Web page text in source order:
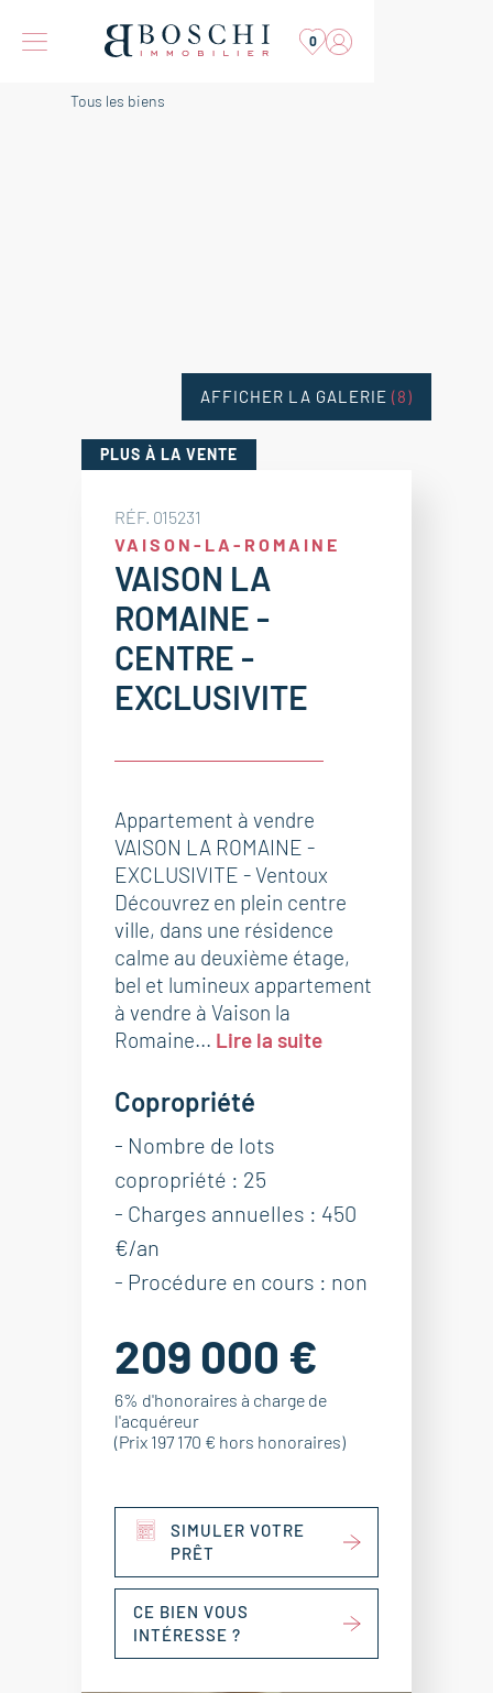
0
Tous les biens
PLUS À LA VENTE
RÉF. 015231
VAISON-LA-ROMAINE
VAISON LA
ROMAINE -
CENTRE -
EXCLUSIVITE
Appartement à vendre
VAISON LA ROMAINE -
EXCLUSIVITE - Ventoux
Découvrez en plein centre
ville, dans une résidence
calme au deuxième étage,
bel et lumineux appartement
à vendre à Vaison la
Romaine... Lire la suite
Copropriété
- Nombre de lots
copropriété : 25
- Charges annuelles : 450
€/an
- Procédure en cours : non
209 000 €
6% d'honoraires à charge de
l'acquéreur
(Prix 197 170 € hors honoraires)
SIMULER VOTRE
PRÊT
CE BIEN VOUS
INTÉRESSE ?
AFFICHER LA GALERIE (8)